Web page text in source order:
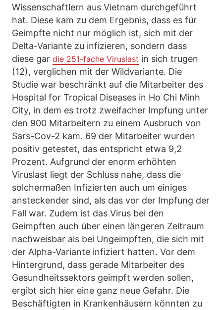
Wissenschaftlern aus Vietnam durchgeführt
hat. Diese kam zu dem Ergebnis, dass es für
Geimpfte nicht nur möglich ist, sich mit der
Delta-Variante zu infizieren, sondern dass
diese gar die 251-fache Viruslast in sich trugen
(12), verglichen mit der Wildvariante. Die
Studie war beschränkt auf die Mitarbeiter des
Hospital for Tropical Diseases in Ho Chi Minh
City, in dem es trotz zweifacher Impfung unter
den 900 Mitarbeitern zu einem Ausbruch von
Sars-Cov-2 kam. 69 der Mitarbeiter wurden
positiv getestet, das entspricht etwa 9,2
Prozent. Aufgrund der enorm erhöhten
Viruslast liegt der Schluss nahe, dass die
solchermaßen Infizierten auch um einiges
ansteckender sind, als das vor der Impfung der
Fall war. Zudem ist das Virus bei den
Geimpften auch über einen längeren Zeitraum
nachweisbar als bei Ungeimpften, die sich mit
der Alpha-Variante infiziert hatten. Vor dem
Hintergrund, dass gerade Mitarbeiter des
Gesundheitssektors geimpft werden sollen,
ergibt sich hier eine ganz neue Gefahr. Die
Beschäftigten in Krankenhäusern könnten zu